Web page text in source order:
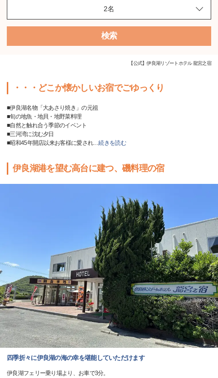
検索
【公式】伊良湖リゾートホテル 龍宮之宿
・・・どこか懐かしいお宿でごゆっくり
■伊良湖名物「大あさり焼き」の元祖
■旬の地魚・地貝・地野菜料理
■自然と触れ合う季節のイベント
■三河湾に沈む夕日
■昭和45年開店以来お客様に愛され…続きを読む
伊良湖港を望む高台に建つ、磯料理の宿
四季折々に伊良湖の海の幸を堪能していただけます
伊良湖フェリー乗り場より、お車で3分。